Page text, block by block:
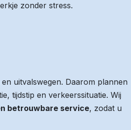
zonder stress.
uitvalswegen. Daarom plannen
tijdstip en verkeerssituatie. Wij
betrouwbare service, zodat u